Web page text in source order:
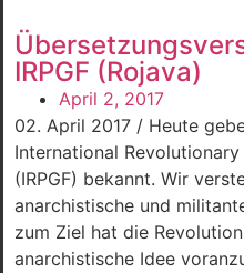
IRPGF (Rojava)
April 2, 2017
02. April 2017 / Heute
International Revolutionary
(IRPGF) bekannt. Wir
anarchistische und
zum Ziel hat die
anarchistische Idee